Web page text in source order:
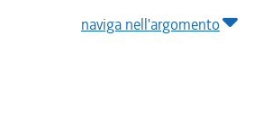
naviga nell'argomento